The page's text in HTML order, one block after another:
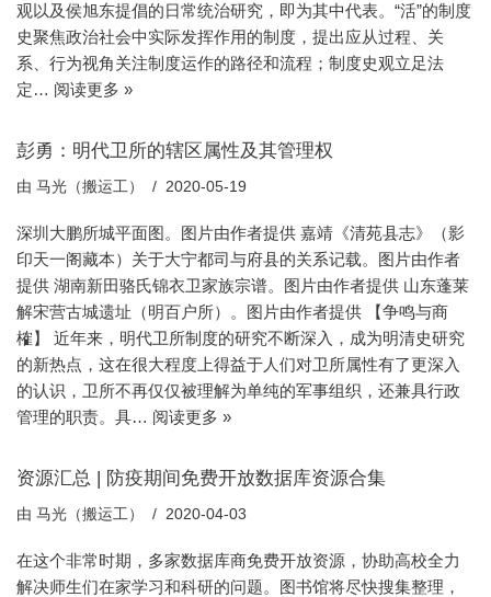
观以及侯旭东提倡的日常统治研究，即为其中代表。“活”的制度
史聚焦政治社会中实际发挥作用的制度，提出应从过程、关
系、行为视角关注制度运作的路径和流程；制度史观立足法
定… 阅读更多 »
彭勇：明代卫所的辖区属性及其管理权
由 马光（搬运工） 2020-05-19
深圳大鹏所城平面图。图片由作者提供 嘉靖《清苑县志》（影
印天一阁藏本）关于大宁都司与府县的关系记载。图片由作者
提供 湖南新田骆氏锦衣卫家族宗谱。图片由作者提供 山东蓬莱
解宋营古城遗址（明百户所）。图片由作者提供 【争鸣与商
榷】 近年来，明代卫所制度的研究不断深入，成为明清史研究
的新热点，这在很大程度上得益于人们对卫所属性有了更深入
的认识，卫所不再仅仅被理解为单纯的军事组织，还兼具行政
管理的职责。具… 阅读更多 »
资源汇总 | 防疫期间免费开放数据库资源合集
由 马光（搬运工） 2020-04-03
在这个非常时期，多家数据库商免费开放资源，协助高校全力
解决师生们在家学习和科研的问题。图书馆将尽快搜集整理，